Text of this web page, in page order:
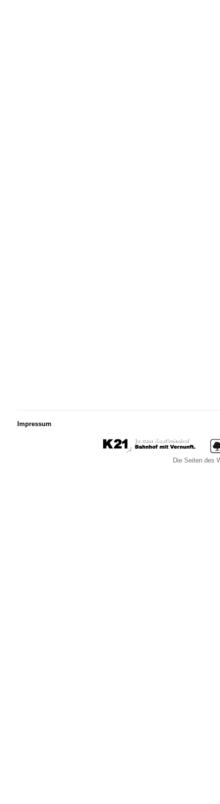
Impressum
Die Seiten des